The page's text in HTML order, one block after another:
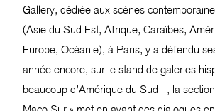
Gallery, dédiée aux scènes
(Asie du Sud Est, Afrique, Caraïbes,
Europe, Océanie), à Paris, y a défendu
année encore, sur le stand de galeries
beaucoup d’Amérique du Sud –, la